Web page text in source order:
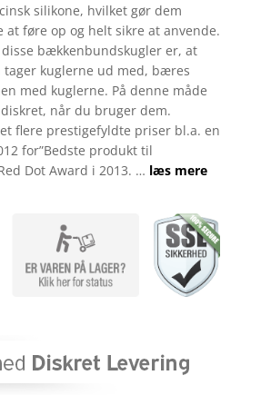
silikone, hvilket gør dem
at føre op og helt sikre at anvende.
bækkenbundskugler er, at
tager kuglerne ud med, bæres
med kuglerne. På denne måde
når du bruger dem.
flere prestigefyldte priser bl.a. en
for”Bedste produkt til
Dot Award i 2013. … læs mere